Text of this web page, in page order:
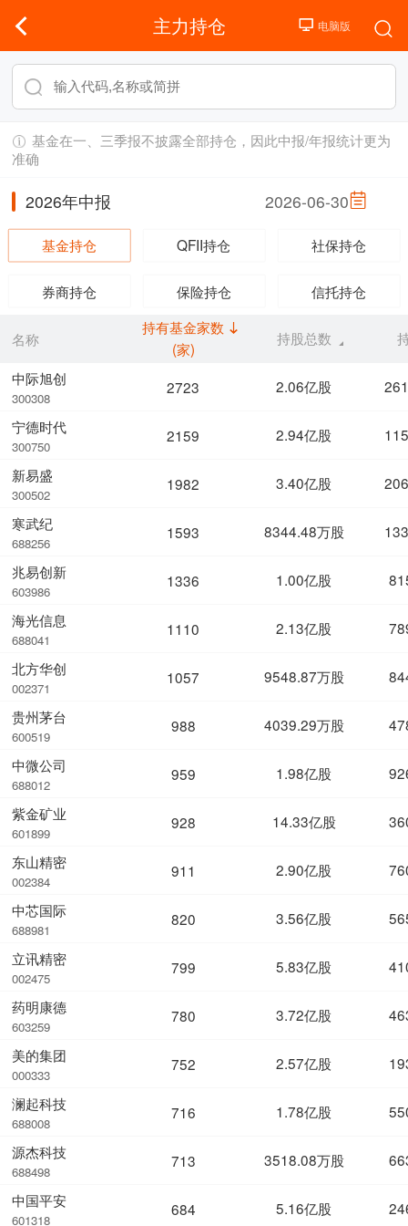
主力持仓
基金在一、三季报不披露全部持仓，因此中报/年报统计更为
准确
2026年中报 2026-06-30
基金持仓 QFII持仓 社保持仓
券商持仓 保险持仓 信托持仓
名称
中际旭创
300308
宁德时代
300750
新易盛
300502
寒武纪
688256
兆易创新
603986
海光信息
688041
北方华创
002371
贵州茅台
600519
中微公司
688012
紫金矿业
601899
东山精密
002384
中芯国际
688981
立讯精密
002475
药明康德
603259
美的集团
000333
澜起科技
688008
源杰科技
688498
中国平安
601318
持有基金家数
(家)
持股总数
2723 2.06亿股
2159 2.94亿股
1982 3.40亿股
1593 8344.48万股
1336 1.00亿股
1110 2.13亿股
1057 9548.87万股
988 4039.29万股
959 1.98亿股
928 14.33亿股
911 2.90亿股
820 3.56亿股
799 5.83亿股
780 3.72亿股
752 2.57亿股
716 1.78亿股
713 3518.08万股
684 5.16亿股